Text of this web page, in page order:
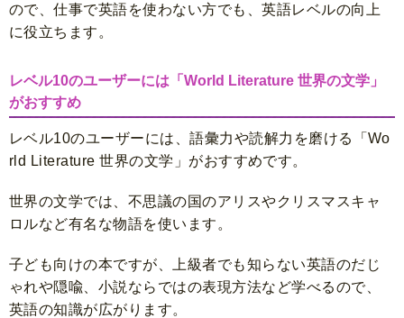
ので、仕事で英語を使わない方でも、英語レベルの向上
に役立ちます。
レベル10のユーザーには「World Literature 世界の文学」
がおすすめ
レベル10のユーザーには、語彙力や読解力を磨ける「Wo
rld Literature 世界の文学」がおすすめです。
世界の文学では、不思議の国のアリスやクリスマスキャ
ロルなど有名な物語を使います。
子ども向けの本ですが、上級者でも知らない英語のだじ
ゃれや隠喩、小説ならではの表現方法など学べるので、
英語の知識が広がります。